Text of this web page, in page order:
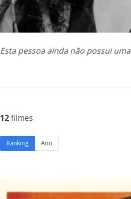
Esta pessoa ainda não possui
12filmes
Ranking Ano